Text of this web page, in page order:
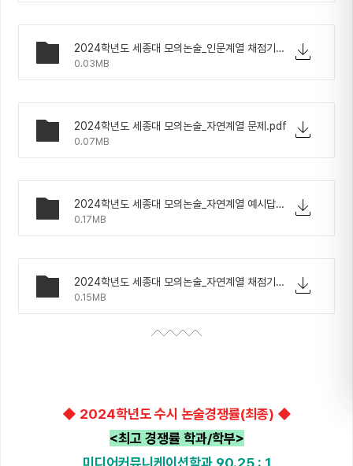
2024학년도 세종대 모의논술_인문계열 채점기준.pdf
0.03MB
2024학년도 세종대 모의논술_자연계열 문제.pdf
0.07MB
2024학년도 세종대 모의논술_자연계열 예시답안.pdf
0.17MB
2024학년도 세종대 모의논술_자연계열 채점기준.pdf
0.15MB
◆ 2024학년도 수시 논술경쟁률(최종) ◆
<최고 경쟁률 학과/학부>
미디어커뮤니케이션학과 90.25 : 1